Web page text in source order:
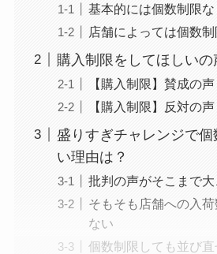
基本的には個数制限な
店舗によっては個数
購入制限をしてほしいの
【購入制限】賛成の声
【購入制限】反対の声
盛りすぎチャレンジで
い理由は？
批判の声がそこまで
そもそも店舗への入荷
ない
個数制限しても並び